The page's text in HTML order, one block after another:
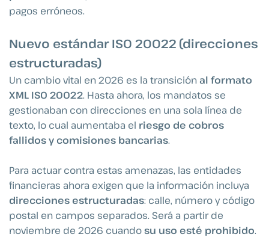
pagos erróneos.
Nuevo estándar ISO 20022 (direcciones
estructuradas)
Un cambio vital en 2026 es la transiciónal formato
XML ISO 20022. Hasta ahora, los mandatos se
gestionaban con direcciones en una sola línea de
texto, lo cual aumentaba el riesgo de cobros
fallidos y comisiones bancarias.
Para actuar contra estas amenazas, las entidades
financieras ahora exigen que la información incluya
direcciones estructuradas: calle, número y código
postal en campos separados. Será a partir de
noviembre de 2026 cuandosu uso esté prohibido.